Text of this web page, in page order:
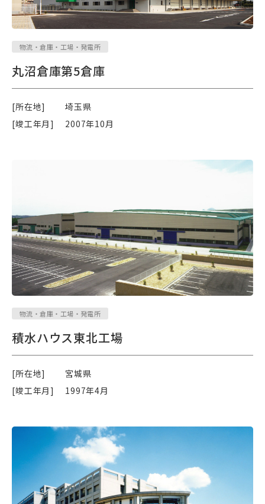
物流・倉庫・工場・発電所
丸沼倉庫第5倉庫
[所在地]
埼玉県
[竣工年月]
2007年10月
物流・倉庫・工場・発電所
積水ハウス東北工場
[所在地]
宮城県
[竣工年月]
1997年4月